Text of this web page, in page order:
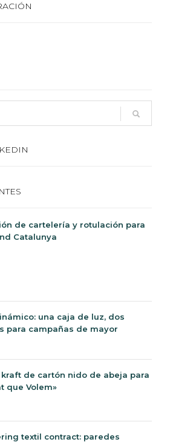
de cartelería y rotulación para
Catalunya
una caja de luz, dos
para campañas de mayor
de cartón nido de abeja para
que Volem»
textil contract: paredes